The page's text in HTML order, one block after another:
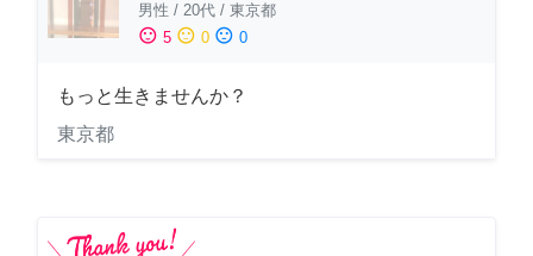
男性 / 20代 / 東京都
sentiment_satisfied 5 sentiment_neutral 0 sentiment_dissatisfied 0
もっと生きませんか？
東京都